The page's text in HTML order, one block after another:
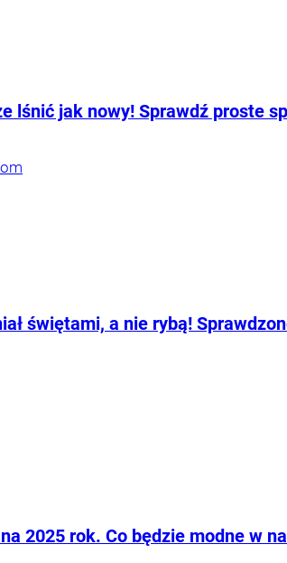
lśnić jak nowy! Sprawdź proste
świętami, a nie rybą!
2025 rok. Co będzie modne w